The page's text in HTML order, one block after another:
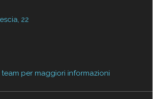
22
per maggiori informazioni